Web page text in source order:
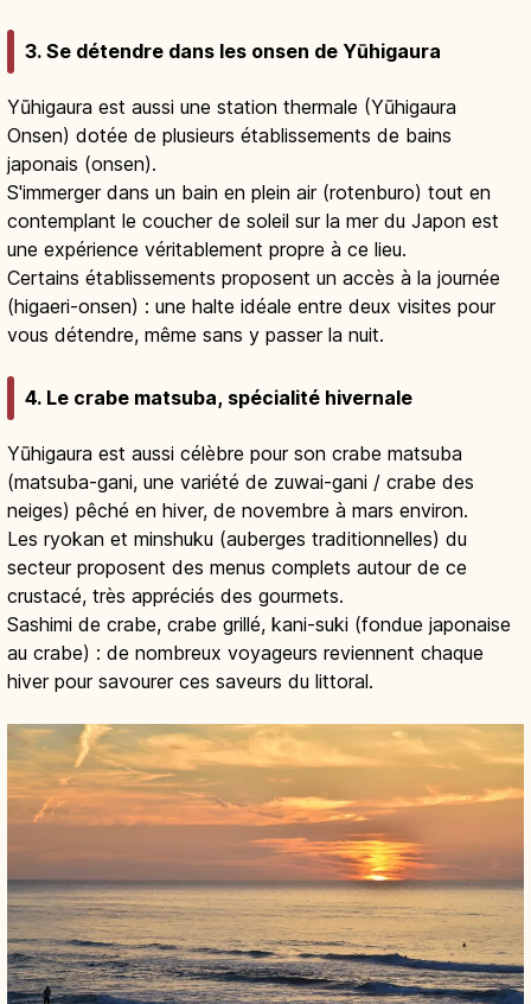
3. Se détendre dans les onsen de Yūhigaura
Yūhigaura est aussi une station thermale (Yūhigaura
Onsen) dotée de plusieurs établissements de bains
japonais (onsen).
S'immerger dans un bain en plein air (rotenburo) tout en
contemplant le coucher de soleil sur la mer du Japon est
une expérience véritablement propre à ce lieu.
Certains établissements proposent un accès à la journée
(higaeri-onsen) : une halte idéale entre deux visites pour
vous détendre, même sans y passer la nuit.
4. Le crabe matsuba, spécialité hivernale
Yūhigaura est aussi célèbre pour son crabe matsuba
(matsuba-gani, une variété de zuwai-gani / crabe des
neiges) pêché en hiver, de novembre à mars environ.
Les ryokan et minshuku (auberges traditionnelles) du
secteur proposent des menus complets autour de ce
crustacé, très appréciés des gourmets.
Sashimi de crabe, crabe grillé, kani-suki (fondue japonaise
au crabe) : de nombreux voyageurs reviennent chaque
hiver pour savourer ces saveurs du littoral.